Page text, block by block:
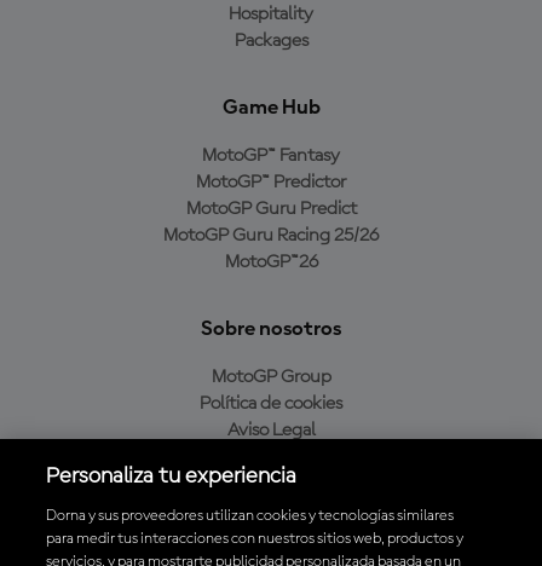
Hospitality
Packages
Game Hub
MotoGP™ Fantasy
MotoGP™ Predictor
MotoGP Guru Predict
MotoGP Guru Racing 25/26
MotoGP™26
Sobre nosotros
MotoGP Group
Política de cookies
Aviso Legal
Política de compra
Personaliza tu experiencia
Dorna y sus proveedores utilizan cookies y tecnologías similares
para medir tus interacciones con nuestros sitios web, productos y
servicios, y para mostrarte publicidad personalizada basada en un